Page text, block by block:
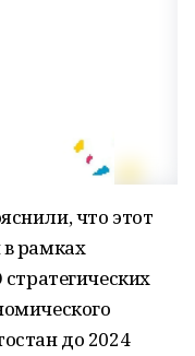
что этот
рамках
до 2024